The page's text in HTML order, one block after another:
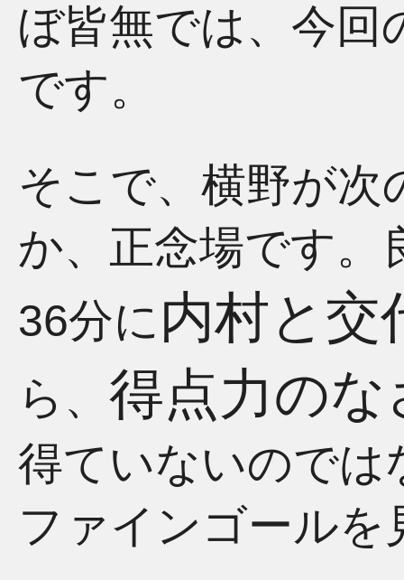
ぼ皆無では、今回
です。
そこで、横野が
か、正念場です。
36分に内村と交
ら、 得点力のな
得ていないのでは
ファインゴール